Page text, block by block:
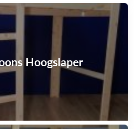
Hoogslaper